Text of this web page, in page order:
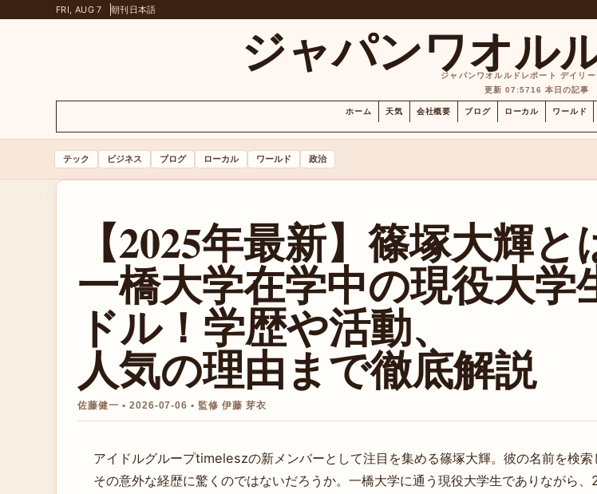
FRI, AUG 7 朝刊 日本語
ジャパンワオル
ジャパンワオルルドレポート デイリー
更新 07:5716 本日の記事
ホーム 天気 会社概要 ブログ ローカル ワールド
テック ビジネス ブログ ローカル ワールド 政治
【2025年最新】篠塚大輝と
一橋大学在学中の現役大学
ドル！学歴や活動、
人気の理由まで徹底解説
佐藤健一 • 2026-07-06 • 監修 伊藤 芽衣
アイドルグループtimeleszの新メンバーとして注目を集める篠塚大輝。彼の名前を検索
その意外な経歴に驚くのではないだろうか。一橋大学に通う現役大学生でありながら